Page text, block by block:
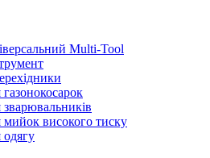
Multi-Tool
мийок високого тиску
одягу